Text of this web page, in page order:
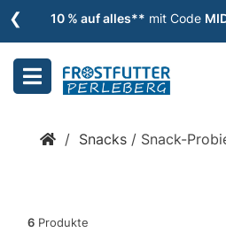
10 % auf alles** mit Code
❮Menu
schließen
Kategorien
/ Snacks / Snack-
6 Produkte